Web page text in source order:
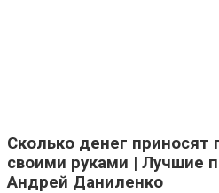
Сколько денег приносят
своими руками | Лучшие
Андрей Даниленко